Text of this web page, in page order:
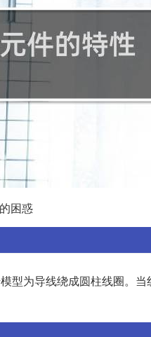
困惑
型为导线绕成圆柱线圈。当